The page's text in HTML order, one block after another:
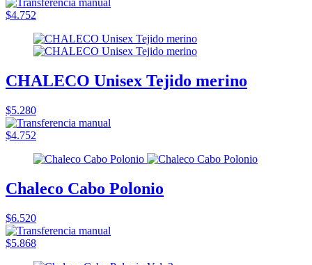
$4.752
CHALECO Unisex Tejido merino
$5.280
$4.752
Chaleco Cabo Polonio
$6.520
$5.868